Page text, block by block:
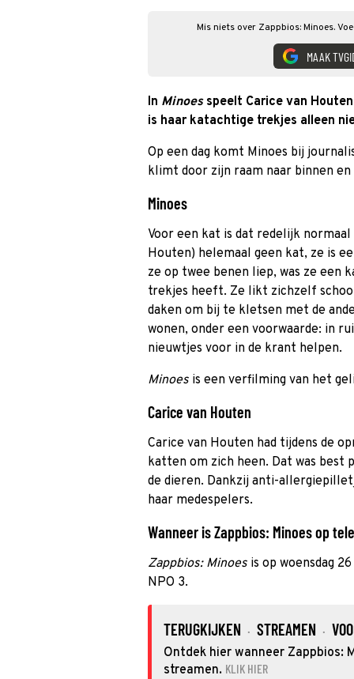
Mis niets over Zappbios: Minoes.
MAAK
In Minoes speelt Carice van
is haar katachtige trekjes alleen
Op een dag komt Minoes bij
klimt door zijn raam naar binnen
Minoes
Voor een kat is dat redelijk
Houten) helemaal geen kat, ze is
ze op twee benen liep, was ze een
trekjes heeft. Ze likt zichzelf
daken om bij te kletsen met de
wonen, onder een voorwaarde: in
nieuwtjes voor in de krant helpen.
Minoes is een verfilming van het
Carice van Houten
Carice van Houten had tijdens de
katten om zich heen. Dat was best
de dieren. Dankzij anti-
haar medespelers.
Wanneer is Zappbios: Minoes op
Zappbios: Minoes is op woensdag
NPO 3.
TERUGKIJKEN · STREAMEN ·
Ontdek hier wanneer Zappbios:
streamen. KLIK HIER